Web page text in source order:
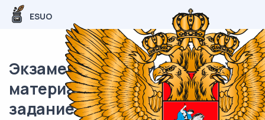
ESUO
Экзаменационный (типовой)
материал ОГЭ / Русский / 08
задание (24) / 42